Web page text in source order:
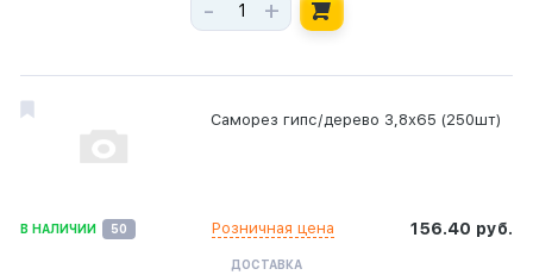
- +
Саморез гипс/дерево 3,8х65 (250шт)
В НАЛИЧИИ 50 156.40 руб.
Розничная цена
ДОСТАВКА